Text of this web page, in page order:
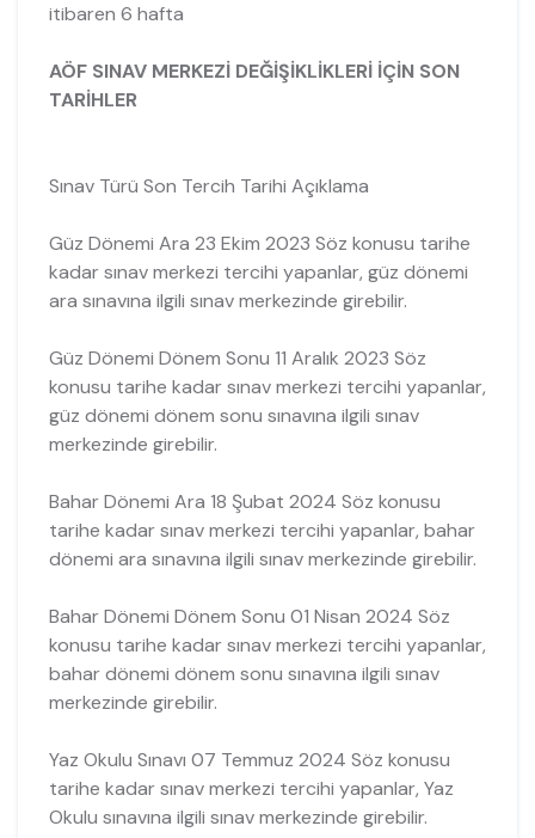
itibaren 6 hafta
AÖF SINAV MERKEZİ DEĞİŞİKLİKLERİ İÇİN SON
TARİHLER
Sınav Türü Son Tercih Tarihi Açıklama
Güz Dönemi Ara 23 Ekim 2023 Söz konusu tarihe
kadar sınav merkezi tercihi yapanlar, güz dönemi
ara sınavına ilgili sınav merkezinde girebilir.
Güz Dönemi Dönem Sonu 11 Aralık 2023 Söz
konusu tarihe kadar sınav merkezi tercihi yapanlar,
güz dönemi dönem sonu sınavına ilgili sınav
merkezinde girebilir.
Bahar Dönemi Ara 18 Şubat 2024 Söz konusu
tarihe kadar sınav merkezi tercihi yapanlar, bahar
dönemi ara sınavına ilgili sınav merkezinde girebilir.
Bahar Dönemi Dönem Sonu 01 Nisan 2024 Söz
konusu tarihe kadar sınav merkezi tercihi yapanlar,
bahar dönemi dönem sonu sınavına ilgili sınav
merkezinde girebilir.
Yaz Okulu Sınavı 07 Temmuz 2024 Söz konusu
tarihe kadar sınav merkezi tercihi yapanlar, Yaz
Okulu sınavına ilgili sınav merkezinde girebilir.